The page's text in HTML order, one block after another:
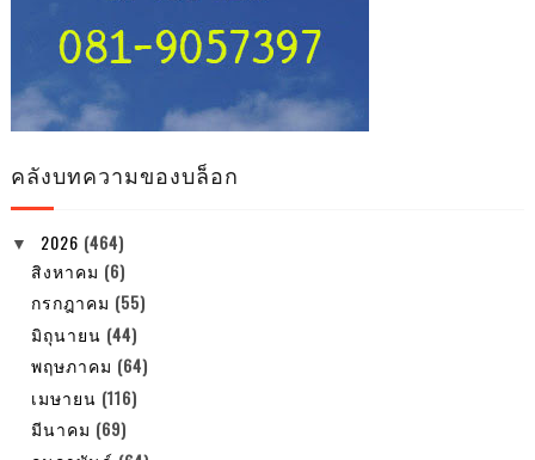
คลังบทความของบล็อก
▼ 2026 (464)
สิงหาคม (6)
กรกฎาคม (55)
มิถุนายน (44)
พฤษภาคม (64)
เมษายน (116)
มีนาคม (69)